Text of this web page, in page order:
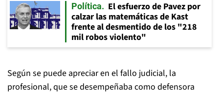
Política
El esfuerzo de Pavez por
calzar las matemáticas de Kast
frente al desmentido de los "218
mil robos violento"
Según se puede apreciar en el fallo judicial, la
profesional, que se desempeñaba como defensora